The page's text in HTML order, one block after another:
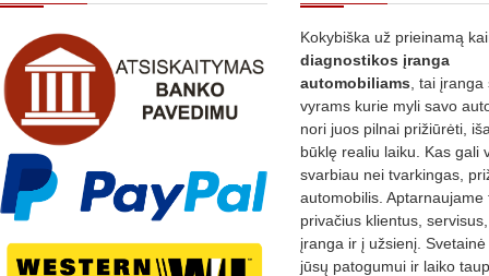
Kokybiška už prieinamą
diagnostikos įranga
automobiliams , tai
vyrams kurie myli savo
nori juos pilnai prižiūrėti,
būklę realiu laiku. Kas gali
svarbiau nei tvarkingas,
automobilis. Aptarnaujame
privačius klientus,
įranga ir į užsienį.
jūsų patogumui ir laiko